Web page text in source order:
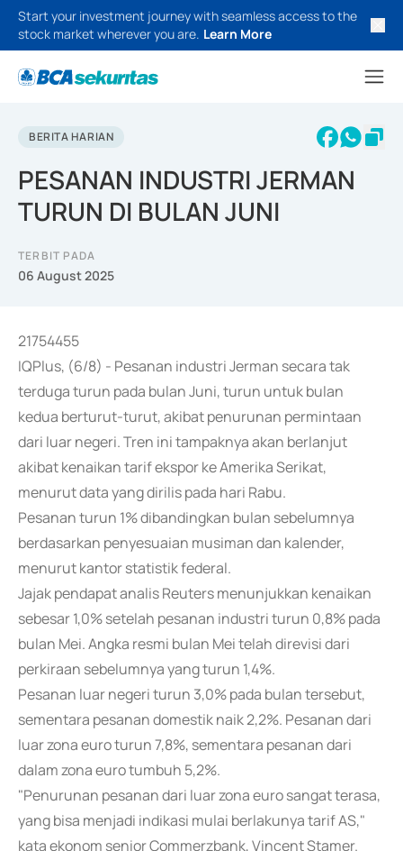
Start your investment journey with seamless access to the
stock market wherever you are. Learn More
BERITA HARIAN
PESANAN INDUSTRI JERMAN
TURUN DI BULAN JUNI
TERBIT PADA
06 August 2025
21754455
IQPlus, (6/8) - Pesanan industri Jerman secara tak
terduga turun pada bulan Juni, turun untuk bulan
kedua berturut-turut, akibat penurunan permintaan
dari luar negeri. Tren ini tampaknya akan berlanjut
akibat kenaikan tarif ekspor ke Amerika Serikat,
menurut data yang dirilis pada hari Rabu.
Pesanan turun 1% dibandingkan bulan sebelumnya
berdasarkan penyesuaian musiman dan kalender,
menurut kantor statistik federal.
Jajak pendapat analis Reuters menunjukkan kenaikan
sebesar 1,0% setelah pesanan industri turun 0,8% pada
bulan Mei. Angka resmi bulan Mei telah direvisi dari
perkiraan sebelumnya yang turun 1,4%.
Pesanan luar negeri turun 3,0% pada bulan tersebut,
sementara pesanan domestik naik 2,2%. Pesanan dari
luar zona euro turun 7,8%, sementara pesanan dari
dalam zona euro tumbuh 5,2%.
"Penurunan pesanan dari luar zona euro sangat terasa,
yang bisa menjadi indikasi mulai berlakunya tarif AS,"
kata ekonom senior Commerzbank, Vincent Stamer.